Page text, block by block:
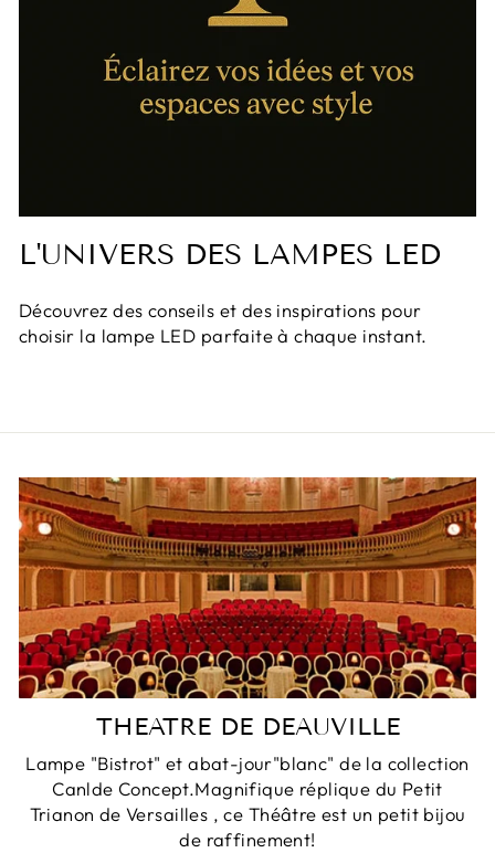
L'UNIVERS DES LAMPES LED
Découvrez des conseils et des inspirations pour
choisir la lampe LED parfaite à chaque instant.
THEATRE DE DEAUVILLE
Lampe "Bistrot" et abat-jour"blanc" de la collection
Canlde Concept.Magnifique réplique du Petit
Trianon de Versailles , ce Théâtre est un petit bijou
de raffinement!